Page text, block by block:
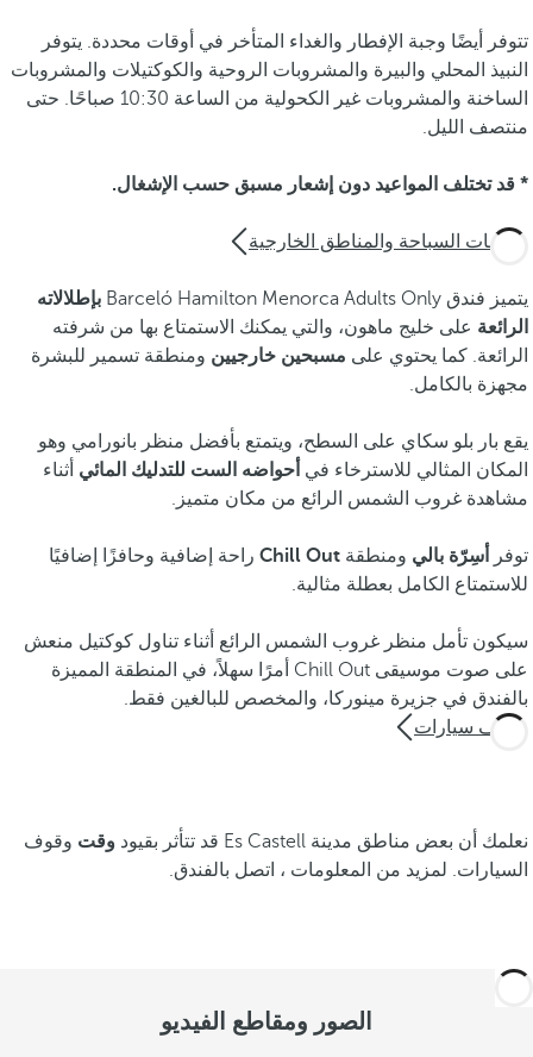
تتوفر أيضًا وجبة الإفطار والغداء المتأخر في أوقات محددة. يتوفر
النبيذ المحلي والبيرة والمشروبات الروحية والكوكتيلات والمشروبات
الساخنة والمشروبات غير الكحولية من الساعة 10:30 صباحًا. حتى
منتصف الليل.
* قد تختلف المواعيد دون إشعار مسبق حسب الإشغال.
حمامات السباحة والمناطق الخارجية
يتميز فندق Barceló Hamilton Menorca Adults Only
بإطلالاته
الرائعة على خليج ماهون، والتي يمكنك الاستمتاع بها من شرفته
الرائعة. كما يحتوي على مسبحين خارجيين ومنطقة تسمير للبشرة
مجهزة بالكامل.
يقع بار بلو سكاي على السطح، ويتمتع بأفضل منظر بانورامي وهو
المكان المثالي للاسترخاء في أحواضه الست للتدليك المائي أثناء
مشاهدة غروب الشمس الرائع من مكان متميز.
توفر أسِرّة بالي ومنطقة Chill Out راحة إضافية وحافزًا إضافيًا
للاستمتاع الكامل بعطلة مثالية.
سيكون تأمل منظر غروب الشمس الرائع أثناء تناول كوكتيل منعش
على صوت موسيقى Chill Out أمرًا سهلاً، في المنطقة المميزة
بالفندق في جزيرة مينوركا، والمخصص للبالغين فقط.
موقف سيارات
نعلمك أن بعض مناطق مدينة Es Castell قد تتأثر بقيود وقت وقوف
السيارات. لمزيد من المعلومات ، اتصل بالفندق.
الصور ومقاطع الفيديو